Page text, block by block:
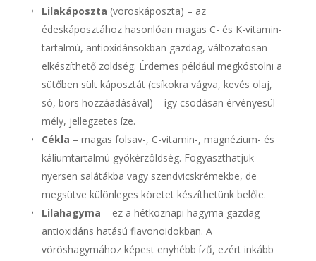
Lilakáposzta (vöröskáposzta) – az
édeskáposztához hasonlóan magas C- és K-vitamin-
tartalmú, antioxidánsokban gazdag, változatosan
elkészíthető zöldség. Érdemes például megkóstolni a
sütőben sült káposztát (csíkokra vágva, kevés olaj,
só, bors hozzáadásával) – így csodásan érvényesül
mély, jellegzetes íze.
Cékla – magas folsav-, C-vitamin-, magnézium- és
káliumtartalmú gyökérzöldség. Fogyaszthatjuk
nyersen salátákba vagy szendvicskrémekbe, de
megsütve különleges köretet készíthetünk belőle.
Lilahagyma – ez a hétköznapi hagyma gazdag
antioxidáns hatású flavonoidokban. A
vöröshagymához képest enyhébb ízű, ezért inkább